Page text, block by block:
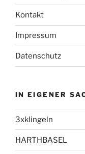
Kontakt
Impressum
Datenschutz
IN EIGENER
3xklingeln
HARTHBASEL